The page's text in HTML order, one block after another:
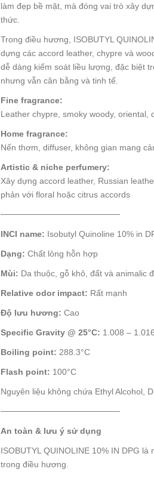
làm đẹp bề mặt, mà đóng vai trò xây
thức.
Trong điều hương, ISOBUTYL
dựng các accord leather, chypre và
dễ dàng kiểm soát liều lượng, đặc biệt
nhưng vẫn cân bằng và tinh tế.
Fine fragrance:
Leather chypre, smoky woody,
Home fragrance:
Nến thơm, diffuser, không gian mang
Artistic & niche perfumery:
Xây dựng accord leather, Russian
phản với floral hoặc citrus accords
────────────────────
INCI name: Isobutyl Quinoline 10% in
Dạng: Chất lỏng hỗn hợp
Mùi: Da thuộc, gỗ khô, đất và animalic
Relative odor impact: Rất mạnh
Độ lưu hương: Cao
Specific Gravity @ 25°C: 1.008 – 1.016
Boiling point: 288.3°C
Flash point: 100°C
Nguyên liệu không chứa Ethyl Alcohol,
────────────────────
An toàn & lưu ý sử dụng
ISOBUTYL QUINOLINE 10% IN DPG
trong điều hương.